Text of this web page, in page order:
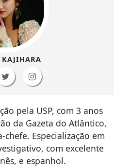
KAJIHARA
pela USP, com 3 anos
da Gazeta do Atlântico,
Especialização em
com excelente
e espanhol.